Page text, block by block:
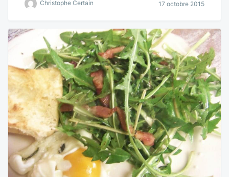
Christophe Certain 17 octobre 2015